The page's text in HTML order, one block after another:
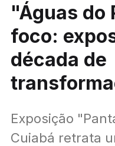
"Águas do
foco:
década de
Exposição
Cuiabá retrata